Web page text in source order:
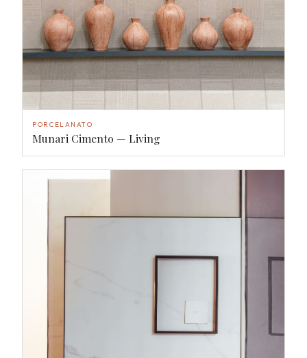
PORCELANATO
Munari Cimento — Living